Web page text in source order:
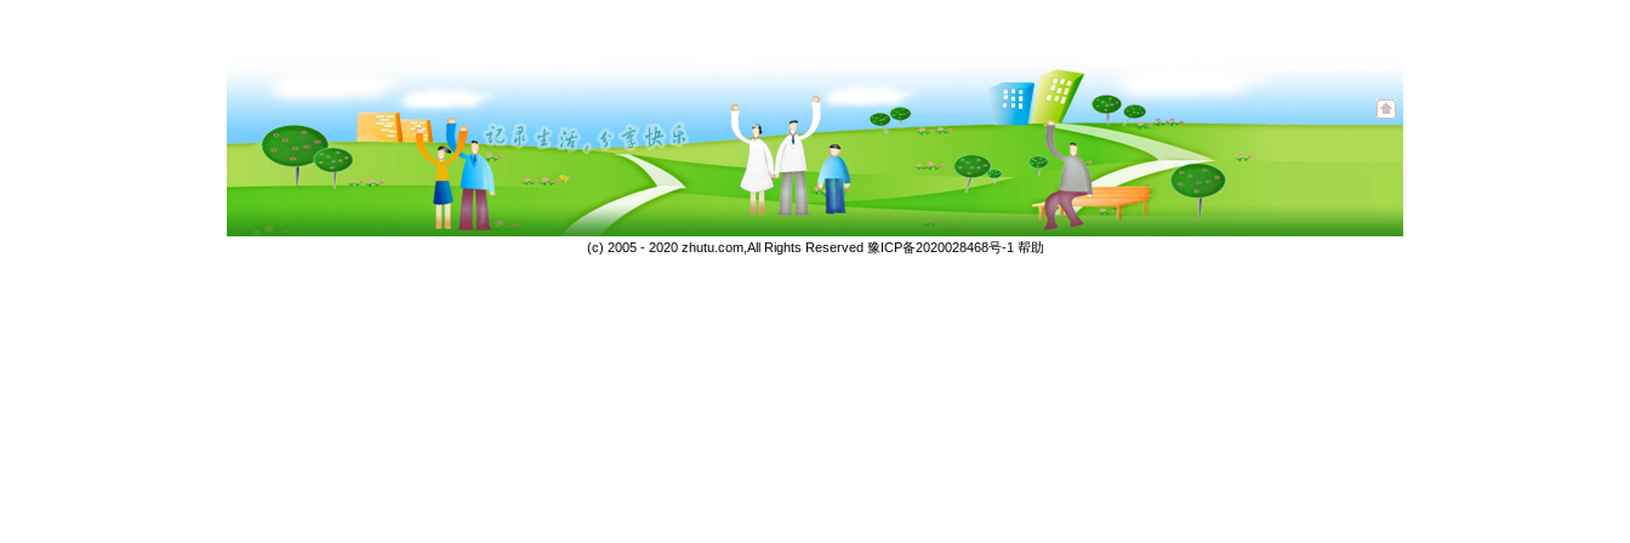
(c) 2005 - 2020 zhutu.com,All Rights Reserved 豫ICP备2020028468号-1 帮助